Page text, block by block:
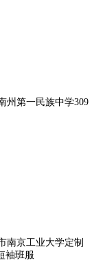
州第一民族中学309
南京工业大学定制
袖班服